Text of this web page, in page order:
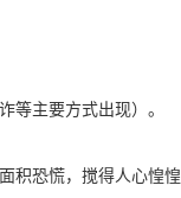
等主要方式出现）。
积恐慌，搅得人心惶